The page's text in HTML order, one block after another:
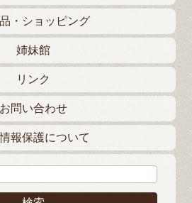
・ショッピング
姉妹館
リンク
お問い合わせ
報保護について